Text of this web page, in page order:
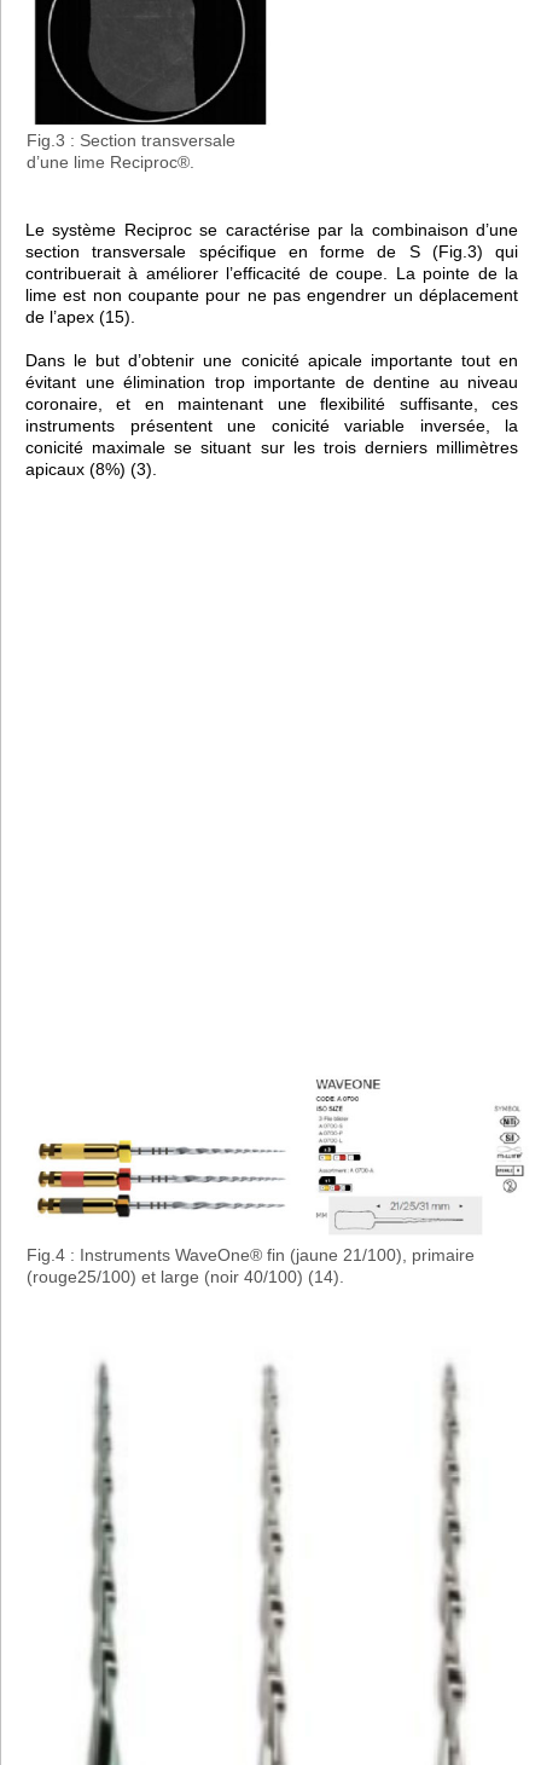
Fig.3 : Section transversale
d’une lime Reciproc®.
Le système Reciproc se caractérise par la combinaison d’une
section transversale spécifique en forme de S (Fig.3) qui
contribuerait à améliorer l’efficacité de coupe. La pointe de la
lime est non coupante pour ne pas engendrer un déplacement
de l’apex (15).
Dans le but d’obtenir une conicité apicale importante tout en
évitant une élimination trop importante de dentine au niveau
coronaire, et en maintenant une flexibilité suffisante, ces
instruments présentent une conicité variable inversée, la
conicité maximale se situant sur les trois derniers millimètres
apicaux (8%) (3).
Fig.4 : Instruments WaveOne® fin (jaune 21/100), primaire
(rouge25/100) et large (noir 40/100) (14).